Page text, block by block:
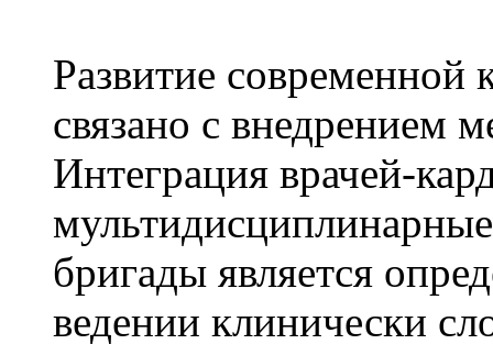
Развитие современной
связано с внедрением
Интеграция врачей-
бригады является
ведении клинически